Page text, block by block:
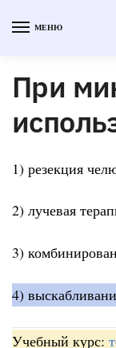
МЕНЮ
При
1) резекция
2) лучевая
3)
4)
Учебный курс: